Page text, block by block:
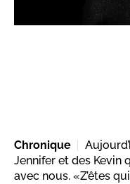
Chronique
Jennifer et des Kevin
avec nous. «Z’êtes